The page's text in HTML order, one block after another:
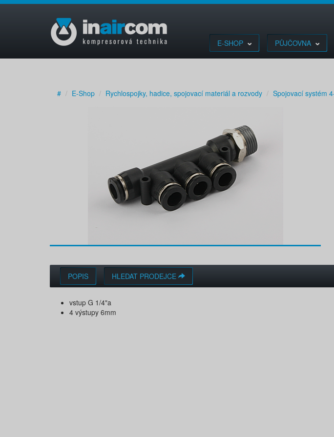
E-SHOP PŮJČOVNA
# E-Shop Rychlospojky, hadice, spojovací materiál a rozvody Spojovací systém
POPIS HLEDAT PRODEJCE
vstup G 1/4"a
4 výstupy 6mm